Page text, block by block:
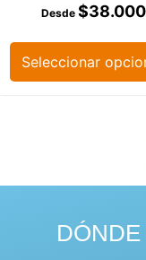
$38.000
Seleccionar